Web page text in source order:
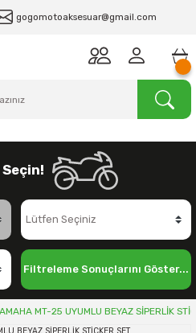
gogomotoaksesuar@gmail.com
Filtreleme Sonuçlarını Göster...
MT-25 UYUMLU BEYAZ SİPERLİK